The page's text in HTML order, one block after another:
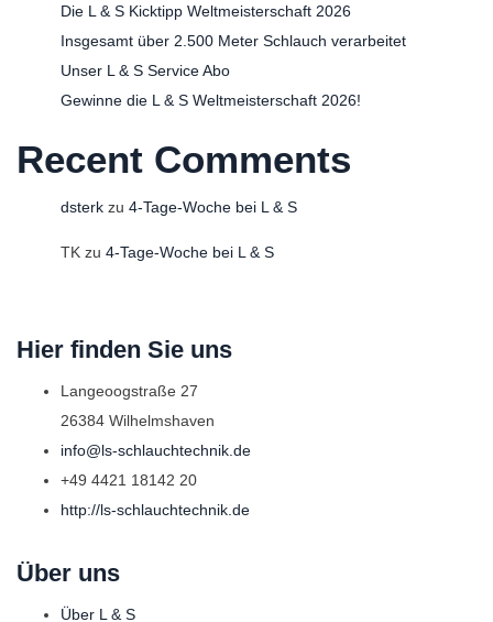
Die L & S Kicktipp Weltmeisterschaft 2026
Insgesamt über 2.500 Meter Schlauch verarbeitet
Unser L & S Service Abo
Gewinne die L & S Weltmeisterschaft 2026!
Recent Comments
dsterk zu 4-Tage-Woche bei L & S
TK zu 4-Tage-Woche bei L & S
Hier finden Sie uns
Langeoogstraße 27
26384 Wilhelmshaven
info@ls-schlauchtechnik.de
+49 4421 18142 20
http://ls-schlauchtechnik.de
Über uns
Über L & S